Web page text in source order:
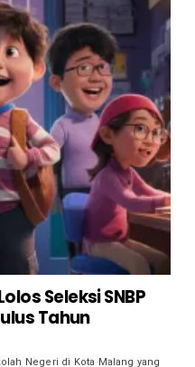
Seleksi SNBP
Tahun
Negeri di Kota Malang yang